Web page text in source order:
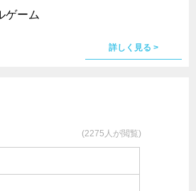
ゲーム
詳しく見る >
(2275人が閲覧)